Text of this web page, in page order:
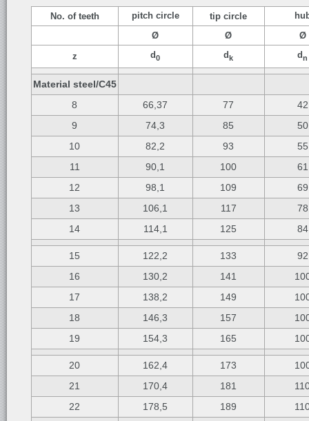
No. of teeth pitch circle tip circle
Ø
Ø
Ø
z
d0 dk dn
Material steel/C45
8
66,37 77
42
9
74,3 85
50
10
82,2 93
55
11
90,1 100
61
12
98,1 109
69
13
106,1 117
78
14
114,1 125 84
15 122,2 133
92
16
130,2 141
17
138,2 149
18
146,3 157
19
154,3 165
20 162,4 173
21
170,4 181
22
178,5 189